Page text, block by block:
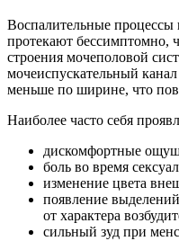
Воспалительные процессы
протекают бессимптомно,
строения мочеполовой
мочеиспускательный
меньше по ширине, что
Наиболее часто себя
дискомфортные
боль во время
изменение цвета
появление
от характера
сильный зуд при